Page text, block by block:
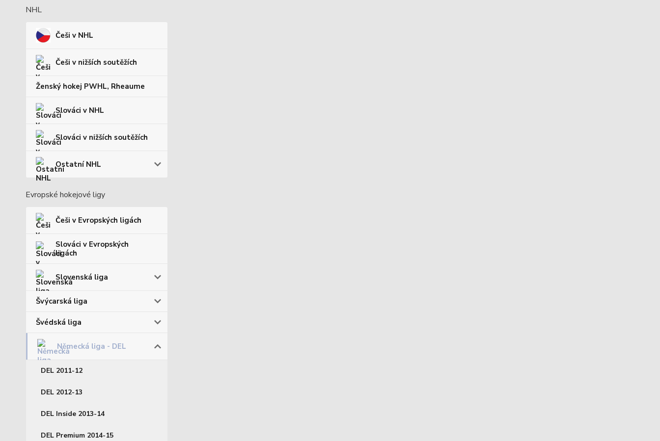
NHL
Češi v NHL
Češi v nižších soutěžích
Ženský hokej PWHL, Rheaume
Slováci v NHL
Slováci v nižších soutěžích
Ostatní NHL
Evropské hokejové ligy
Češi v Evropských ligách
Slováci v Evropských
ligách
Slovenská liga
Švýcarská liga
Švédská liga
Německá liga - DEL
DEL 2011-12
DEL 2012-13
DEL Inside 2013-14
DEL Premium 2014-15